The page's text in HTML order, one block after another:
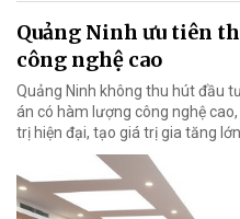
Quảng Ninh ưu tiên
công nghệ cao
Quảng Ninh không thu hút đầu
án có hàm lượng công nghệ
trị hiện đại, tạo giá trị gia tăng lớn.